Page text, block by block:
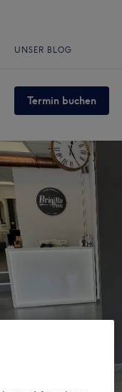
UNSER BLOG
Termin buchen